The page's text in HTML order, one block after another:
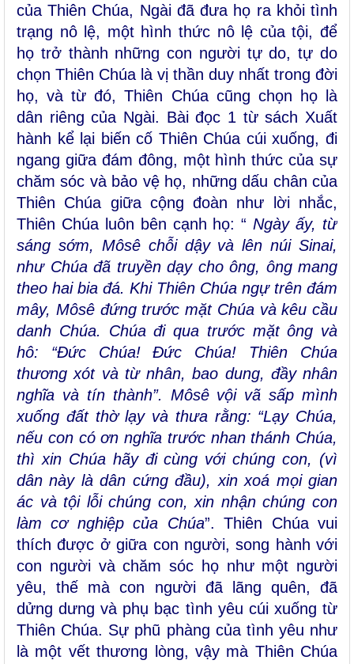
của Thiên Chúa, Ngài đã đưa họ ra khỏi tình
trạng nô lệ, một hình thức nô lệ của tội, để
họ trở thành những con người tự do, tự do
chọn Thiên Chúa là vị thần duy nhất trong đời
họ, và từ đó, Thiên Chúa cũng chọn họ là
dân riêng của Ngài. Bài đọc 1 từ sách Xuất
hành kể lại biến cố Thiên Chúa cúi xuống, đi
ngang giữa đám đông, một hình thức của sự
chăm sóc và bảo vệ họ, những dấu chân của
Thiên Chúa giữa cộng đoàn như lời nhắc,
Thiên Chúa luôn bên cạnh họ: “Ngày ấy, từ
sáng sớm, Môsê chỗi dậy và lên núi Sinai,
như Chúa đã truyền dạy cho ông, ông mang
theo hai bia đá. Khi Thiên Chúa ngự trên đám
mây, Môsê đứng trước mặt Chúa và kêu cầu
danh Chúa.
Chúa đi qua trước mặt ông và
hô: “Ðức Chúa! Ðức Chúa! Thiên Chúa
thương xót và từ nhân, bao dung, đầy nhân
nghĩa và tín thành”. Môsê vội vã sấp mình
xuống đất thờ lạy và thưa rằng: “Lạy Chúa,
nếu con có ơn nghĩa trước nhan thánh Chúa,
thì xin Chúa hãy đi cùng với chúng con, (vì
dân này là dân cứng đầu), xin xoá mọi gian
ác và tội lỗi chúng con, xin nhận chúng con
làm cơ nghiệp của Chúa”. Thiên Chúa vui
thích được ở giữa con người, song hành với
con người và chăm sóc họ như một người
yêu, thế mà con người đã lãng quên, đã
dửng dưng và phụ bạc tình yêu cúi xuống từ
Thiên Chúa. Sự phũ phàng của tình yêu như
là một vết thương lòng, vậy mà Thiên Chúa